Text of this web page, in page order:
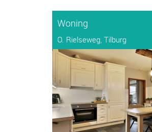
Woning
O. Rielseweg, Tilburg